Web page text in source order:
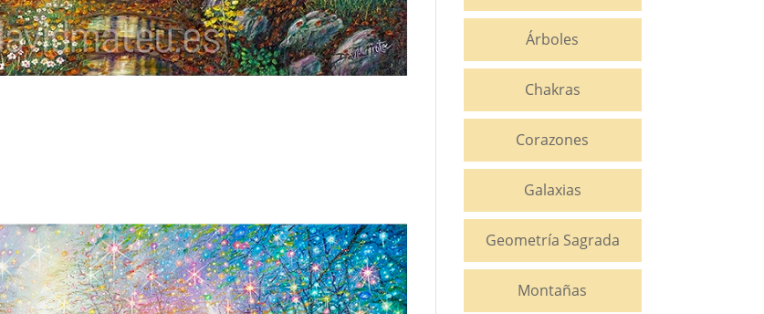
Árboles
Chakras
Corazones
Galaxias
Geometría Sagrada
Montañas